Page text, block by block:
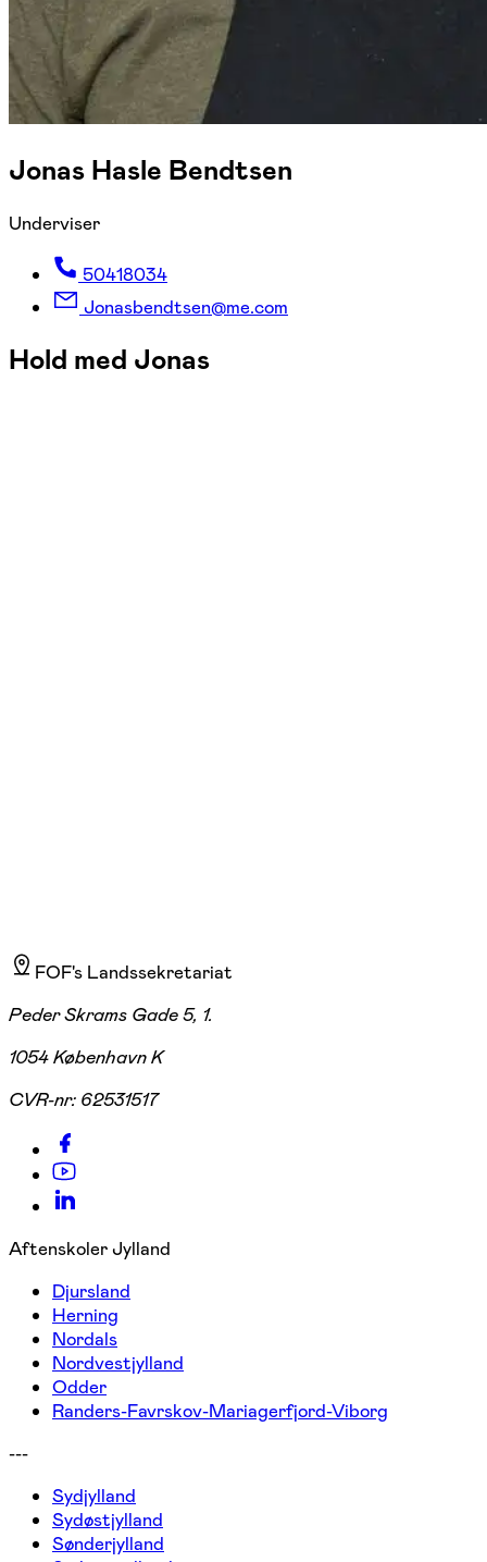
Jonas Hasle Bendtsen
Underviser
50418034
Jonasbendtsen@me.com
Hold med Jonas
FOF's Landssekretariat
Peder Skrams Gade 5, 1.
1054 København K
CVR-nr: 62531517
Aftenskoler Jylland
Djursland
Herning
Nordals
Nordvestjylland
Odder
Randers-Favrskov-Mariagerfjord-Viborg
---
Sydjylland
Sydøstjylland
Sønderjylland